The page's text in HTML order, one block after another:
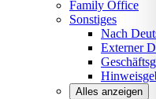
Family Office
Sonstiges
Nach
Externer
Alles anzeigen